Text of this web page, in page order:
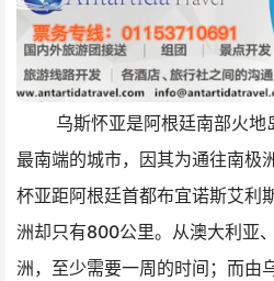
乌斯怀亚是阿根廷南部火地
最南端的城市，因其为通往南极
杯亚距阿根廷首都布宜诺斯艾利
洲却只有800公里。从澳大利亚
洲，至少需要一周的时间；而由
的城市更是通往南极洲的